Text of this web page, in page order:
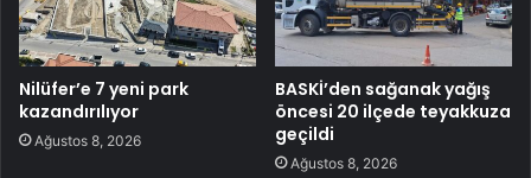
Nilüfer’e 7 yeni park
kazandırılıyor
Ağustos 8, 2026
BASKİ’den sağanak yağış
öncesi 20 ilçede teyakkuza
geçildi
Ağustos 8, 2026